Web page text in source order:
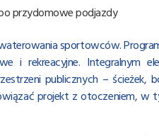
przydomowe podjazdy
sportowców.
i rekreacyjne. Integralnym
publicznych – ścieżek,
projekt z otoczeniem, w